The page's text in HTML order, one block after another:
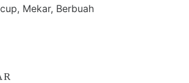
Mekar, Berbuah